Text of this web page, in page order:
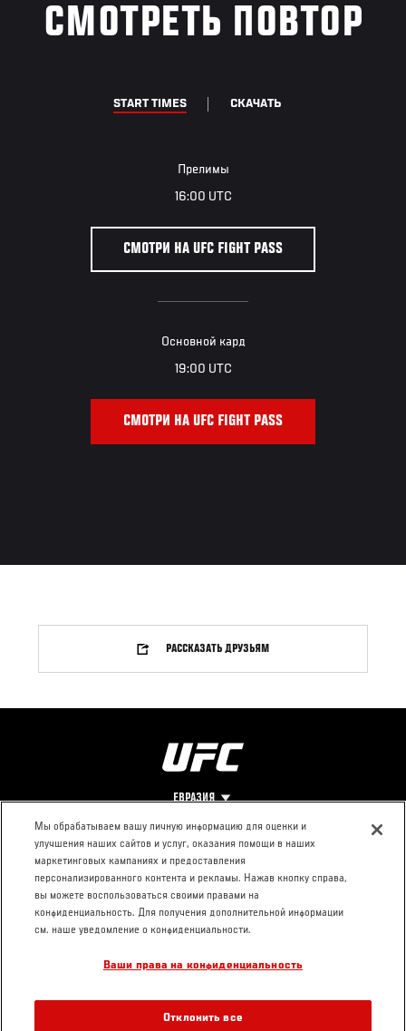
СМОТРЕТЬ ПОВТОР
START TIMES СКАЧАТЬ
Прелимы
16:00 UTC
СМОТРИ НА UFC FIGHT PASS
Основной кард
19:00 UTC
СМОТРИ НА UFC FIGHT PASS
РАССКАЗАТЬ ДРУЗЬЯМ
ЕВРАЗИЯ
Footer
О UFC
Про ММА
Социальная
ответственность
КОНТАКТЫ
Пресс-центр
Условия
использования
Мы обрабатываем вашу личную информацию для оценки и
улучшения наших сайтов и услуг, оказания помощи в наших
маркетинговых кампаниях и предоставления
персонализированного контента и рекламы. Нажав кнопку справа,
вы можете воспользоваться своими правами на
конфиденциальность. Для получения дополнительной информации
см. наше уведомление о конфиденциальности.
Ваши права на конфиденциальность
Отклонить все